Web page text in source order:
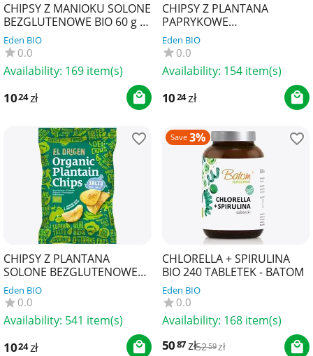
CHIPSY Z MANIOKU SOLONE
BEZGLUTENOWE BIO 60 g -
EL ORIGEN
Eden BIO
0.0
Availability: 169 item(s)
1024 zł
CHIPSY Z PLANTANA
PAPRYKOWE
BEZGLUTENOWE BIO 80 g -
EL ORIGEN
Eden BIO
0.0
Availability: 154 item(s)
1024 zł
CHIPSY Z PLANTANA
SOLONE BEZGLUTENOWE
BIO 80 g - EL ORIGEN
Eden BIO
0.0
Availability: 541 item(s)
1024zł
Save 3%
CHLORELLA + SPIRULINA
BIO 240 TABLETEK - BATOM
Eden BIO
0.0
Availability: 168 item(s)
5087zł5259zł